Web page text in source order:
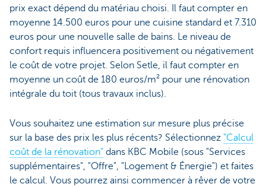
prix exact dépend du matériau choisi. Il faut compter en
moyenne 14.500 euros pour une cuisine standard et 7.310
euros pour une nouvelle salle de bains. Le niveau de
confort requis influencera positivement ou négativement
le coût de votre projet. Selon Setle, il faut compter en
moyenne un coût de 180 euros/m² pour une rénovation
intégrale du toit (tous travaux inclus).
Vous souhaitez une estimation sur mesure plus précise
sur la base des prix les plus récents? Sélectionnez "Calcul
coût de la rénovation" dans KBC Mobile (sous "Services
supplémentaires", "Offre", "Logement & Énergie") et faites
le calcul. Vous pourrez ainsi commencer à rêver de votre